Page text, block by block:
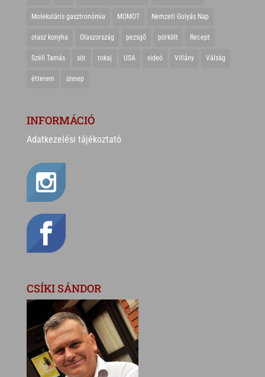
Molekuláris gasztronómia MOMOT Nemzeti Gulyás Nap
olasz konyha Olaszország pezsgő pörkölt Recept
Széll Tamás sör tokaj USA videó Villány Válság
étterem ünnep
INFORMÁCIÓ
Adatkezelési tájékoztató
CSÍKI SÁNDOR